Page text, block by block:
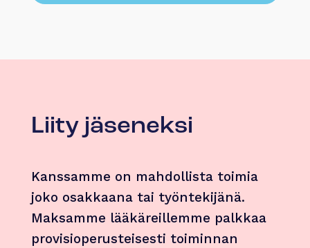
Liity jäseneksi
Kanssamme on mahdollista toimia
joko osakkaana tai työntekijänä.
Maksamme lääkäreillemme palkkaa
provisioperusteisesti toiminnan